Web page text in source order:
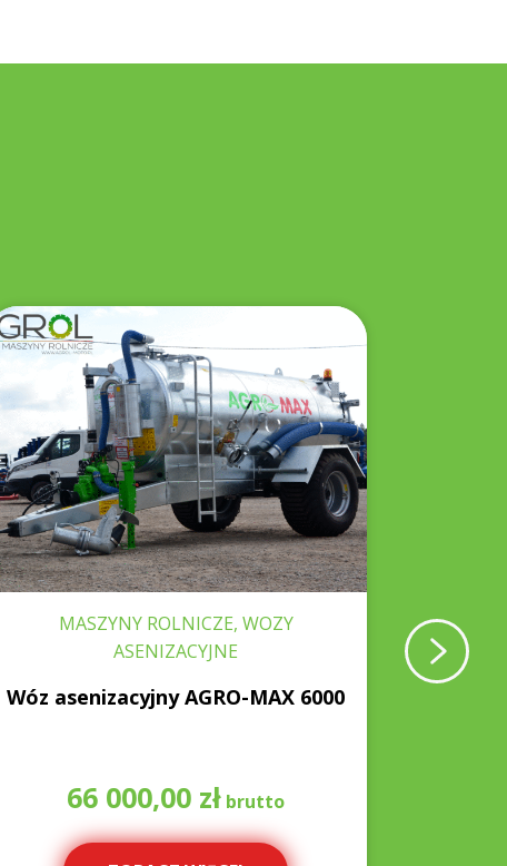
MASZYNY ROLNICZE, WOZY
ASENIZACYJNE
Wóz asenizacyjny AGRO-MAX 6000
66 000,00 zł